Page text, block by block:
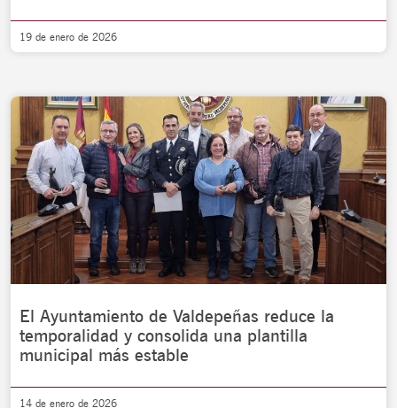
19 de enero de 2026
El Ayuntamiento de Valdepeñas reduce la
temporalidad y consolida una plantilla
municipal más estable
14 de enero de 2026